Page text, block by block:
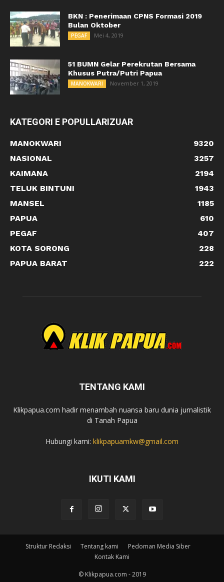
BKN : Penerimaan CPNS Formasi 2019
Bulan Oktober
PEGAF Mei 4, 2019
51 BUMN Gelar Perekrutan Bersama
Khusus Putra/Putri Papua
MANOKWARI November 1, 2019
KATEGORI E POPULLARIZUAR
MANOKWARI
9320
NASIONAL
3257
KAIMANA
2194
TELUK BINTUNI
1943
MANSEL
1185
PAPUA
610
PEGAF
407
KOTA SORONG
228
PAPUA BARAT
222
TENTANG KAMI
Klikpapua.com hadir menambah nuansa baru dunia jurnalistik
di Tanah Papua
Hubungi kami: klikpapuamkw@gmail.com
IKUTI KAMI
Struktur Redaksi Tentang kami
Pedoman Media Siber
Kontak Kami
© Klikpapua.com - 2019